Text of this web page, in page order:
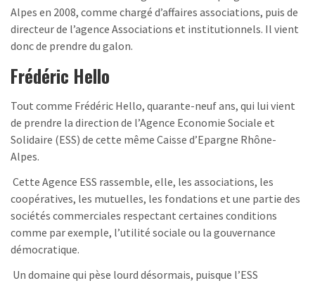
Alpes en 2008, comme chargé d’affaires associations, puis de
directeur de l’agence Associations et institutionnels. Il vient
donc de prendre du galon.
Frédéric Hello
Tout comme Frédéric Hello, quarante-neuf ans, qui lui vient
de prendre la direction de l’Agence Economie Sociale et
Solidaire (ESS) de cette même Caisse d’Epargne Rhône-
Alpes.
Cette Agence ESS rassemble, elle, les associations, les
coopératives, les mutuelles, les fondations et une partie des
sociétés commerciales respectant certaines conditions
comme par exemple, l’utilité sociale ou la gouvernance
démocratique.
Un domaine qui pèse lourd désormais, puisque l’ESS